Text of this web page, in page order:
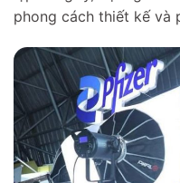
phong cách thiết kế và